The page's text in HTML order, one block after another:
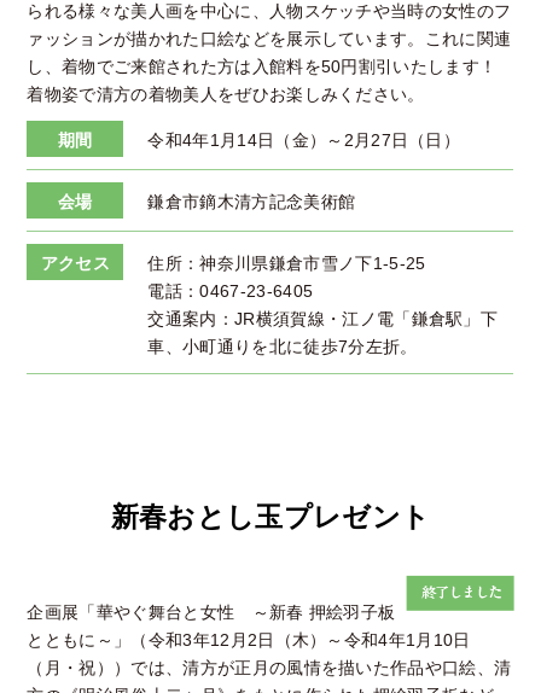
られる様々な美人画を中心に、人物スケッチや当時の女性のフ
ァッションが描かれた口絵などを展示しています。これに関連
し、着物でご来館された方は入館料を50円割引いたします！
着物姿で清方の着物美人をぜひお楽しみください。
期間 令和4年1月14日（金）～2月27日（日）
会場 鎌倉市鏑木清方記念美術館
アクセス
住所：神奈川県鎌倉市雪ノ下1-5-25
電話：0467-23-6405
交通案内：JR横須賀線・江ノ電「鎌倉駅」下
車、小町通りを北に徒歩7分左折。
新春おとし玉プレゼント
企画展「華やぐ舞台と女性 ～新春 押絵羽子板
とともに～」（令和3年12月2日（木）～令和4年1月10日
（月・祝））では、清方が正月の風情を描いた作品や口絵、清